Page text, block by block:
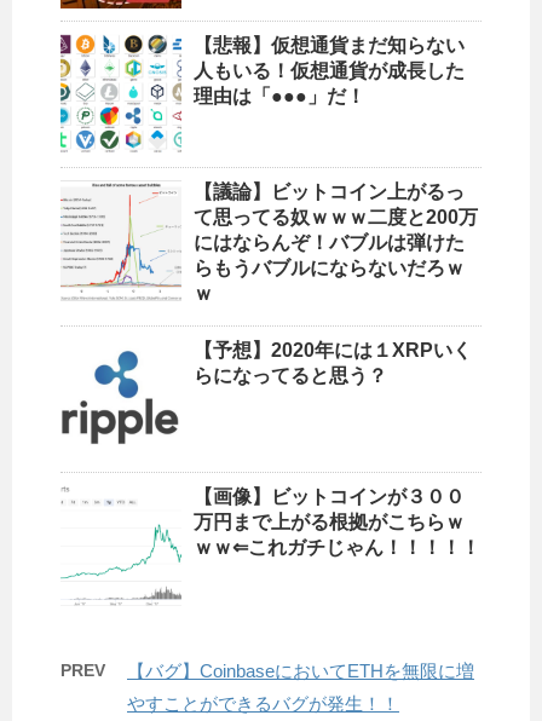
【悲報】仮想通貨まだ知らない
人もいる！仮想通貨が成長した
理由は「●●●」だ！
【議論】ビットコイン上がるっ
て思ってる奴ｗｗｗ二度と200万
にはならんぞ！バブルは弾けた
らもうバブルにならないだろｗ
ｗ
【予想】2020年には１XRPいく
らになってると思う？
【画像】ビットコインが３００
万円まで上がる根拠がこちらｗ
ｗｗ⇐これガチじゃん！！！！！
PREV
【バグ】CoinbaseにおいてETHを無限に増
やすことができるバグが発生！！